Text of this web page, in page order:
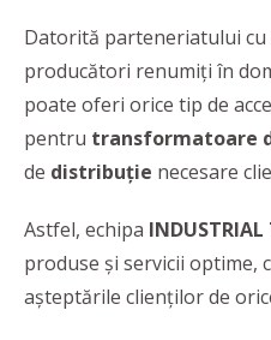
Datorită parteneriatului
producători renumiți în
poate oferi orice tip de
pentru transformatoare
de distribuție necesare
Astfel, echipa INDUSTRIAL
produse și servicii optime,
așteptările clienților de